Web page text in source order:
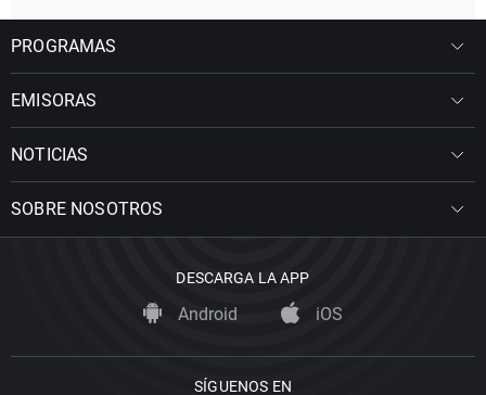
PROGRAMAS
EMISORAS
NOTICIAS
SOBRE NOSOTROS
DESCARGA LA APP
Android iOS
SÍGUENOS EN